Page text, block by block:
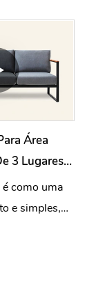
a vida em
Área
3 Lugares
como uma
e simples,